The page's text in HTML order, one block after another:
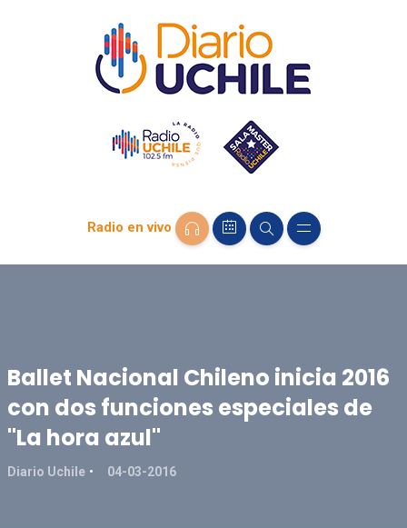
Radio en vivo
Ballet Nacional Chileno inicia 2016
con dos funciones especiales de
"La hora azul"
Diario Uchile 04-03-2016